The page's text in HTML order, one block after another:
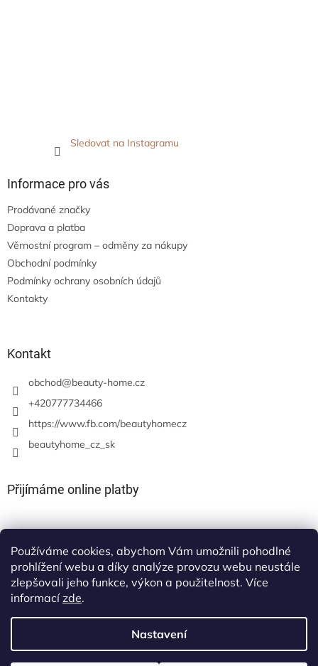
Používáme cookies, abychom Vám umožnili pohodlné
prohlížení webu a díky analýze provozu webu neustále
zlepšovali jeho funkce, výkon a použitelnost. Více
informacízde.
Nastavení
Sledovat na Instagramu
Informace pro vás
Prodávané značky
Doprava a platba
Věrnostní program – odměny za nákupy
Obchodní podmínky
Podmínky ochrany osobních údajů
Kontakty
Kontakt
obchod@beauty-home.cz
+420777734466
https://www.fb.com/beautyhomecz
beautyhome_cz_sk
Přijímáme online platby
Vytvořil Shoptet